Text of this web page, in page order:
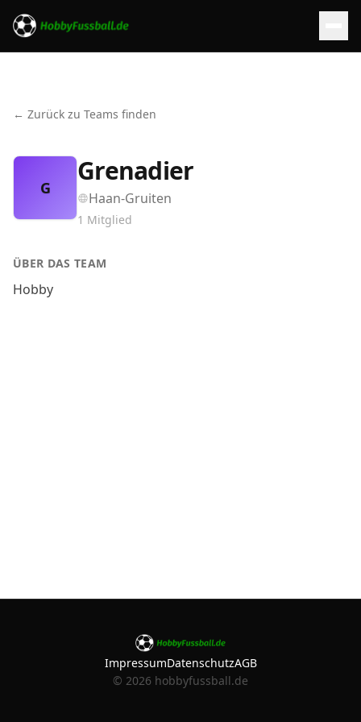
← Zurück zu Teams finden
G
Grenadier
Haan-Gruiten
1 Mitglied
ÜBER DAS TEAM
Hobby
ImpressumDatenschutzAGB
© 2026 hobbyfussball.de